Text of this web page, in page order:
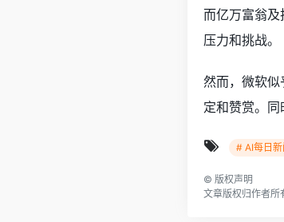
而亿万富翁
压力和挑战。
然而，微软
定和赞赏。同
# AI每日新
© 版权声明
文章版权归作者所